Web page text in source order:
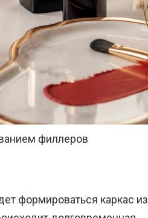
филлеров
формироваться каркас из